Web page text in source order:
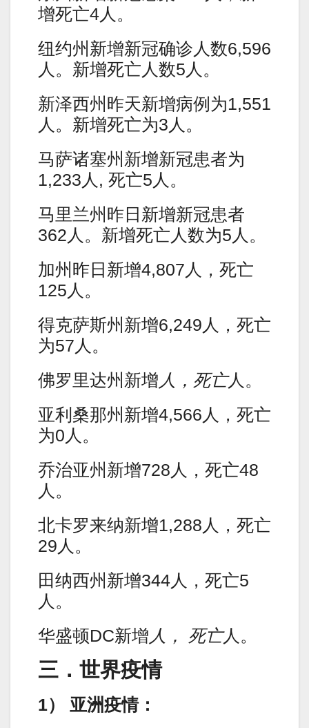
增死亡4人。
纽约州新增新冠确诊人数6,596
人。新增死亡人数5人。
新泽西州昨天新增病例为1,551
人。新增死亡为3人。
马萨诸塞州新增新冠患者为
1,233人, 死亡5人。
马里兰州昨日新增新冠患者
362人。新增死亡人数为5人。
加州昨日新增4,807人，死亡
125人。
得克萨斯州新增6,249人，死亡
为57人。
佛罗里达州新增 人，死亡人。
亚利桑那州新增4,566人，死亡
为0人。
乔治亚州新增728人，死亡48
人。
北卡罗来纳新增1,288人，死亡
29人。
田纳西州新增344人，死亡5
人。
华盛顿DC新增 人， 死亡人。
三．世界疫情
1） 亚洲疫情：